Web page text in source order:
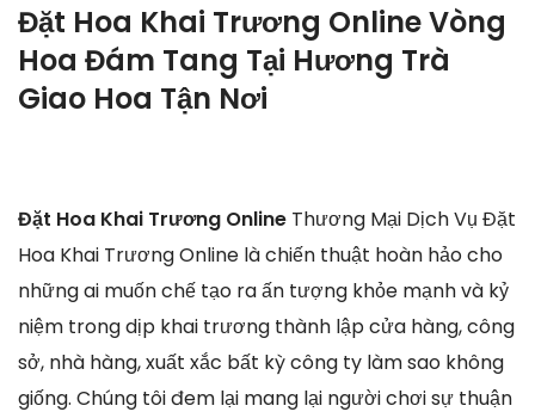
Đặt Hoa Khai Trương Online Vòng
Hoa Đám Tang Tại Hương Trà
Giao Hoa Tận Nơi
Đặt Hoa Khai Trương Online Thương Mại Dịch Vụ Đặt
Hoa Khai Trương Online là chiến thuật hoàn hảo cho
những ai muốn chế tạo ra ấn tượng khỏe mạnh và kỷ
niệm trong dịp khai trương thành lập cửa hàng, công
sở, nhà hàng, xuất xắc bất kỳ công ty làm sao không
giống. Chúng tôi đem lại mang lại người chơi sự thuận